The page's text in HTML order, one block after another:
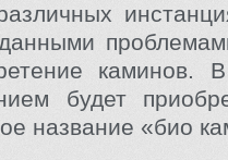
каминов.
будет
название «био